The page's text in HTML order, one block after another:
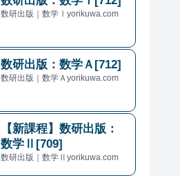
数研出版｜数学Ⅰyorikuwa.com
数研出版：数学Ａ[712]
数研出版｜数学Ａyorikuwa.com
【新課程】数研出版：
数学Ⅱ[709]
数研出版｜数学Ⅱyorikuwa.com